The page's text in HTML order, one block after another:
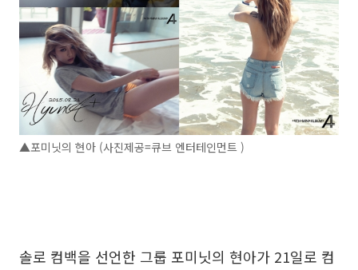
▲포미닛의 현아 (사진제공=큐브 엔터테인먼트 )
솔로 컴백을 선언한 그룹 포미닛의 현아가 21일로 컴